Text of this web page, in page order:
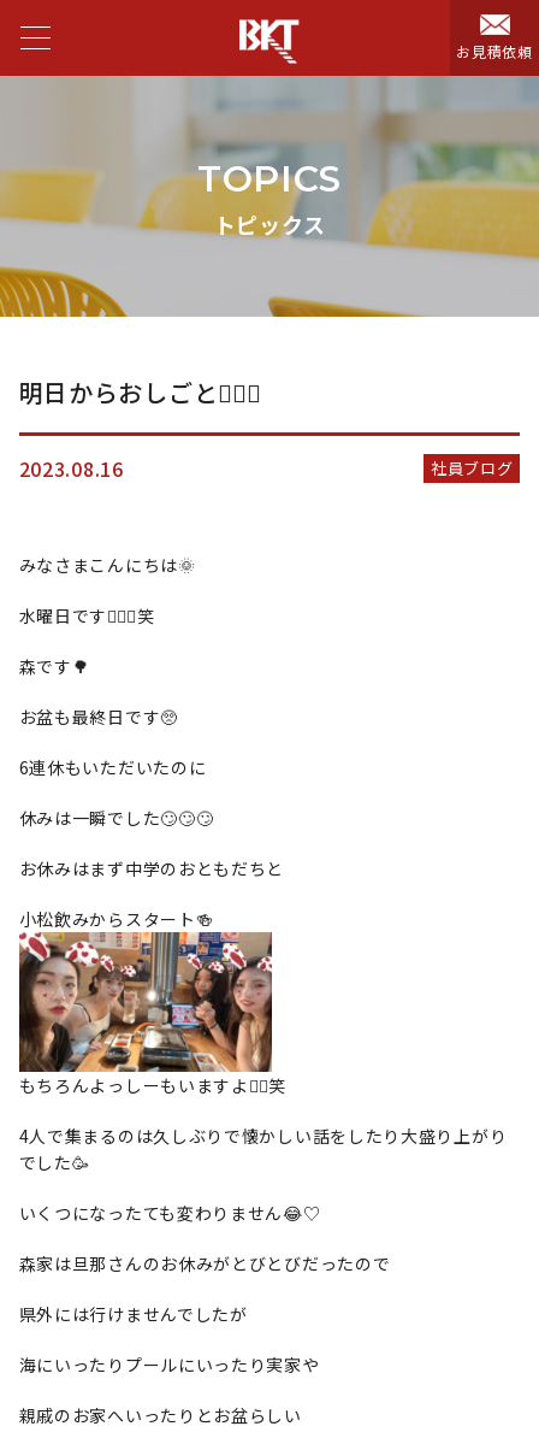
お見積依頼
TOPICS
トピックス
明日からおしごと🙋🏻‍♀️
2023.08.16 社員ブログ
みなさまこんにちは🌞
水曜日です🙋🏻‍♀️笑
森です🌳
お盆も最終日です🥺
6連休もいただいたのに
休みは一瞬でした🙄🙄🙄
お休みはまず中学のおともだちと
小松飲みからスタート🍻
もちろんよっしーもいますよ👯‍♀️笑
4人で集まるのは久しぶりで懐かしい話をしたり大盛り上がり
でした🥳
いくつになったても変わりません😂♡
森家は旦那さんのお休みがとびとびだったので
県外には行けませんでしたが
海にいったりプールにいったり実家や
親戚のお家へいったりとお盆らしい